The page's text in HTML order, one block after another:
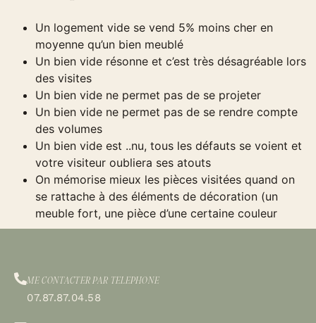
Un logement vide se vend 5% moins cher en
moyenne qu’un bien meublé
Un bien vide résonne et c’est très désagréable lors
des visites
Un bien vide ne permet pas de se projeter
Un bien vide ne permet pas de se rendre compte
des volumes
Un bien vide est ..nu, tous les défauts se voient et
votre visiteur oubliera ses atouts
On mémorise mieux les pièces visitées quand on
se rattache à des éléments de décoration (un
meuble fort, une pièce d’une certaine couleur
ME CONTACTER PAR TELEPHONE
07.87.87.04.58